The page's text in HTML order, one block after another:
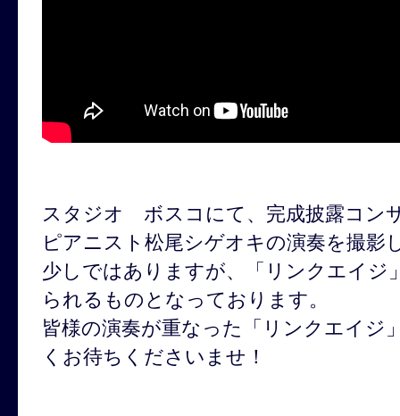
スタジオ ボスコにて、完成披露コン
ピアニスト松尾シゲオキの演奏を撮影
少しではありますが、「リンクエイジ
られるものとなっております。
皆様の演奏が重なった「リンクエイジ
くお待ちくださいませ！